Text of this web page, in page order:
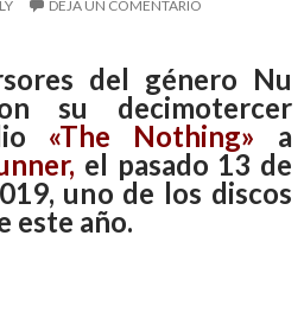
DEJA UN COMENTARIO
del género Nu
su decimotercer
«The Nothing» a
, el pasado 13 de
uno de los discos
este año.
Review